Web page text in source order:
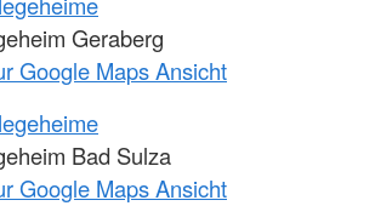
Geraberg
Google Maps Ansicht
Bad Sulza
Google Maps Ansicht